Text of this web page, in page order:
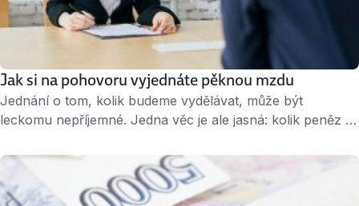
Jak si na pohovoru vyjednáte pěknou mzdu
Jednání o tom, kolik budeme vydělávat, může být
leckomu nepříjemné. Jedna věc je ale jasná: kolik peněz si
že zatímco ve stávající práci dosáhneme meziročního
zvýšení mzdy maximálně v jednotkách procent, při změně
zaměstnání to může být i několikrát více. Jak na to, abyste